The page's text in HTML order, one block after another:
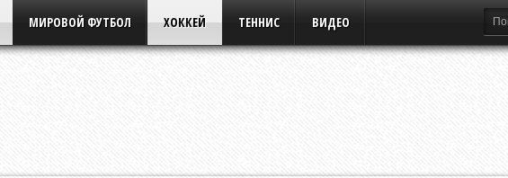
МИРОВОЙ ФУТБОЛ ХОККЕЙ ТЕННИС ВИДЕО